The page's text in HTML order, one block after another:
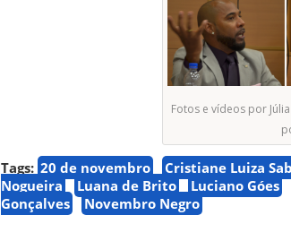
Fotos e vídeos por
Tags: 20 de novembro Cristiane Luiza
Nogueira
Luana de Brito Luciano Góes
Gonçalves
Novembro Negro